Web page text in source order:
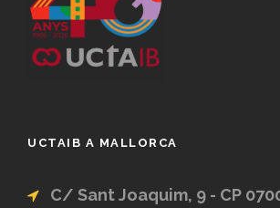
UCTAIB A MALLORCA
C/ Sant Joaquim, 9 - CP